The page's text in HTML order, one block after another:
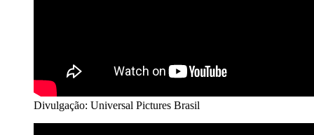
Divulgação: Universal Pictures Brasil